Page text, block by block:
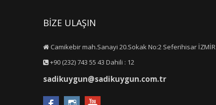
BİZE ULAŞIN
Camikebir mah.Sanayi 20.Sokak No:2 Seferihisar İZMİR
+90 (232) 743 55 43 Dahili : 12
sadikuygun@sadikuygun.com.tr